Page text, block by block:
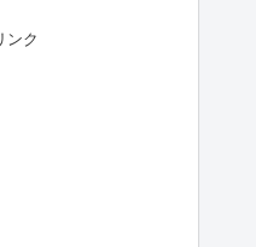
ンク